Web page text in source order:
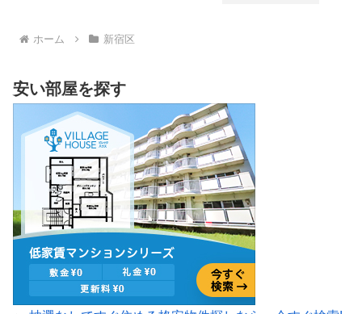
ホーム 新宿区
安い部屋を探す